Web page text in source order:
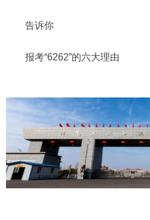
告诉你
报考“6262”的六大理由